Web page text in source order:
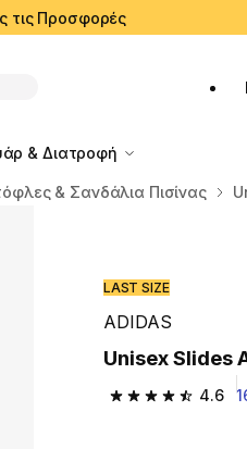
τις Προσφορές
& Διατροφή
& Σανδάλια Πισίνας
LAST SIZE
ADIDAS
Unisex
4.6
4.6 out of 5